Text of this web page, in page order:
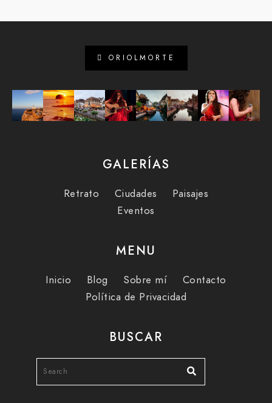
ORIOLMORTE
GALERÍAS
Retrato Ciudades
Paisajes
Eventos
MENU
Inicio Blog Sobre mí
Contacto
Política de Privacidad
BUSCAR